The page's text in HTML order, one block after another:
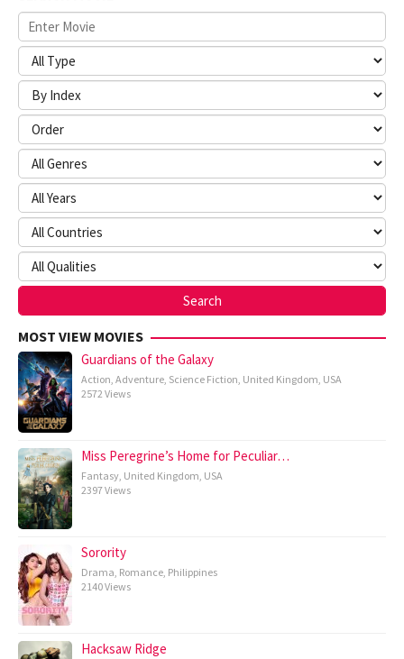
MOST VIEW MOVIES
Guardians of the Galaxy
Action, Adventure, Science Fiction, United Kingdom, USA
2572 Views
Miss Peregrine’s Home for Peculiar…
Fantasy, United Kingdom, USA
2397 Views
Sorority
Drama, Romance, Philippines
2140 Views
Hacksaw Ridge